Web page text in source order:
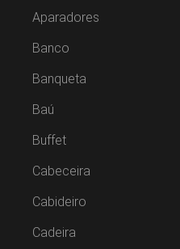
Aparadores
Banco
Banqueta
Baú
Buffet
Cabeceira
Cabideiro
Cadeira